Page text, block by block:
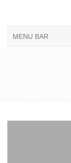
MENU BAR